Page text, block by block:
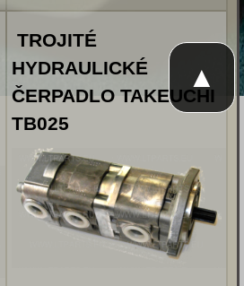
TROJITÉ
HYDRAULICKÉ
ČERPADLO TAKEUCHI
TB025
▲